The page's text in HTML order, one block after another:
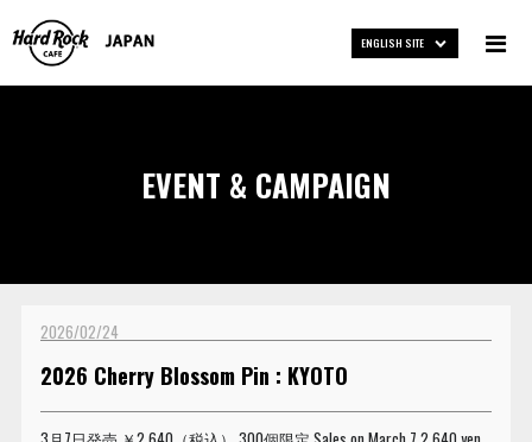
ENGLISH SITE
EVENT & CAMPAIGN
2026/02/24
2026 Cherry Blossom Pin : KYOTO